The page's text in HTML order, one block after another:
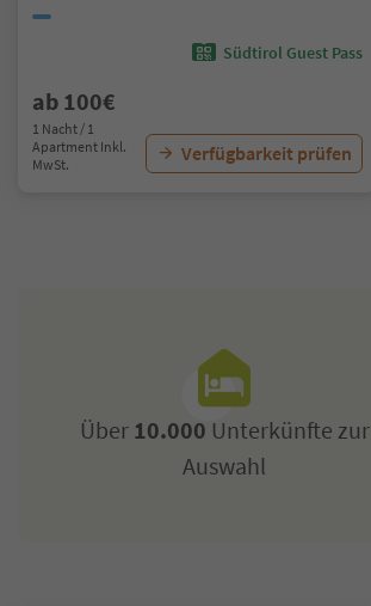
Südtirol Guest Pass
ab 100€
1 Nacht / 1
Apartment Inkl.
MwSt.
Verfügbarkeit prüfen
Über10.000 Unterkünfte zur
Auswahl